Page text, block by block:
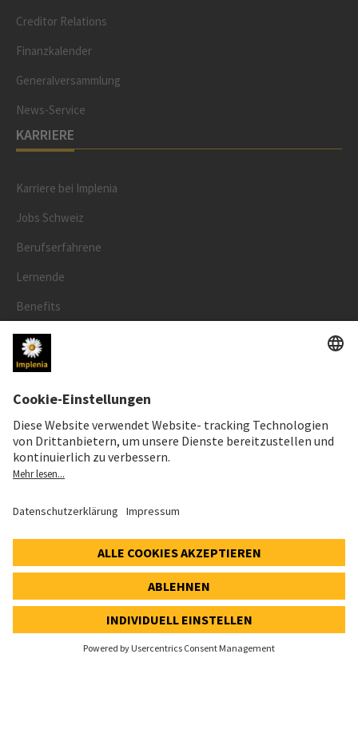
Creditor Relations
Finanzkalender
Generalversammlung
News-Service
KARRIERE
Karriere bei Implenia
Jobs Schweiz
Berufserfahrene
Lernende
Benefits
RECHTLICHES
Cookie- und Social-Media-Richtlinie
Cookie-Einstellungen
SWX: Implenia AG
62,30 CHF
-0,40 CHF (-0,64%)